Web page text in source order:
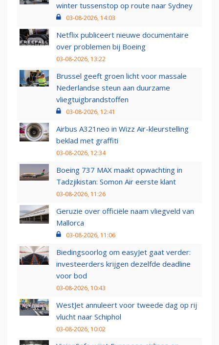
winter tussenstop op route naar Sydney
03-08-2026, 14:03
Netflix publiceert nieuwe documentaire
over problemen bij Boeing
03-08-2026, 13:22
Brussel geeft groen licht voor massale
Nederlandse steun aan duurzame
vliegtuigbrandstoffen
03-08-2026, 12:41
Airbus A321neo in Wizz Air-kleurstelling
beklad met graffiti
03-08-2026, 12:34
Boeing 737 MAX maakt opwachting in
Tadzjikistan: Somon Air eerste klant
03-08-2026, 11:26
Geruzie over officiële naam vliegveld van
Mallorca
03-08-2026, 11:06
Biedingsoorlog om easyJet gaat verder:
investeerders krijgen dezelfde deadline
voor bod
03-08-2026, 10:43
WestJet annuleert voor tweede dag op rij
vlucht naar Schiphol
03-08-2026, 10:02